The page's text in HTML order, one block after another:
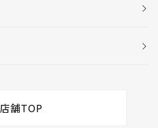
店舗TOP